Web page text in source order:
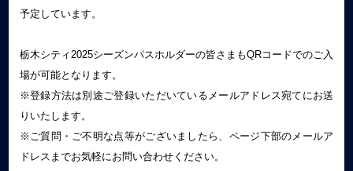
予定しています。
栃木シティ2025シーズンパスホルダーの皆さまもQRコードでのご入
場が可能となります。
※登録方法は別途ご登録いただいているメールアドレス宛てにお送
りいたします。
※ご質問・ご不明な点等がございましたら、ページ下部のメールア
ドレスまでお気軽にお問い合わせください。